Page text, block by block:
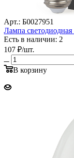
Арт.: Б0027951
Лампа
Есть в наличии: 2
107 ₽/шт.
В корзину